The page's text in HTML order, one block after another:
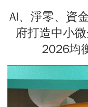
AI、淨零、資
府打造中小
2026均